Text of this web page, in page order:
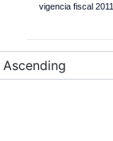
vigencia fiscal 2011.